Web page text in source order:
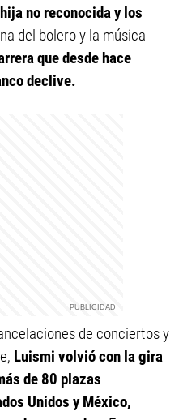
no reconocida y los
del bolero y la música
que desde hace
declive.
de conciertos y
Luismi volvió con la gira
de 80 plazas
Unidos y México,